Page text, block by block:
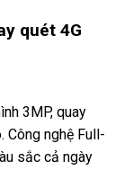
quét 4G
3MP, quay
Công nghệ Full-
sắc cả ngày